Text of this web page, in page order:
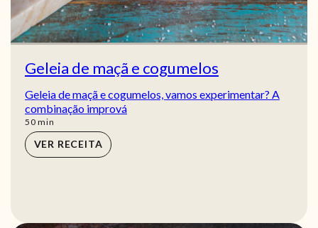
Geleia de maçã e cogumelos
Geleia de maçã e cogumelos, vamos experimentar? A
combinação imprová
50min
min
VER RECEITA